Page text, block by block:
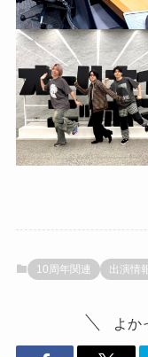
10周年関連 出演情報
よか